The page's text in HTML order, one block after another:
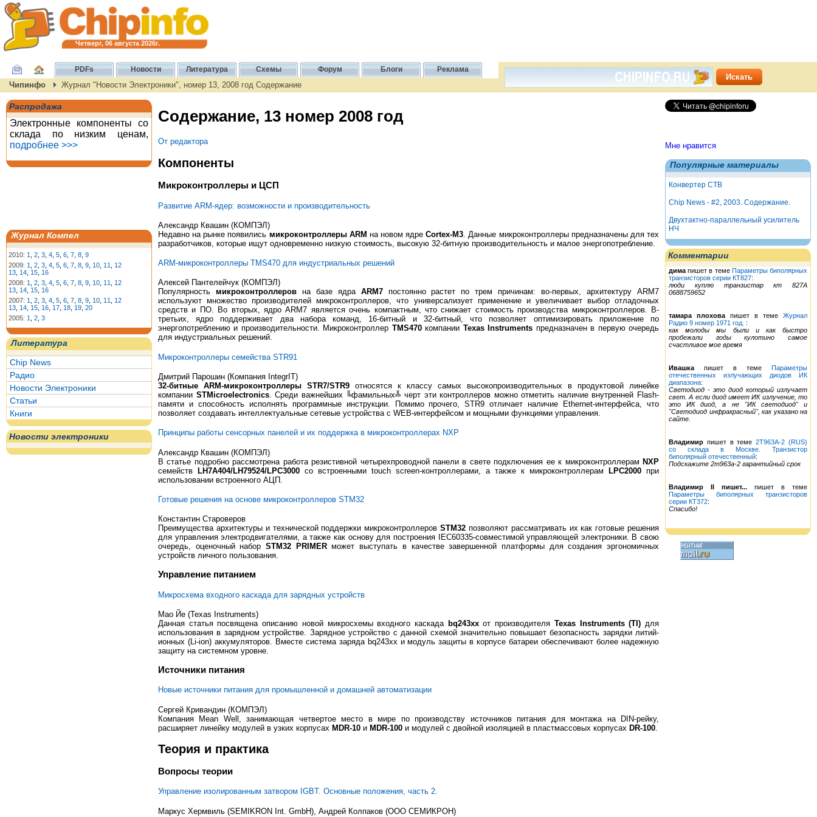
Четверг, 06 августа 2026г.
PDFs Новости Литература Схемы Форум Блоги Реклама
Чипинфо Журнал "Новости Электроники", номер 13, 2008 год Содержание
Распродажа
Электронные компоненты со
склада по низким ценам,
подробнее >>>
Журнал Компел
2010: 1 2 3 4 5 6 7 8 9
2009: 1 2 3 4 5 6 7 8 9 10 11
12
13 14 15 16
2008: 1 2 3 4 5 6 7 8 9 10 11
12
13 14 15 16
2007: 1 2 3 4 5 6 7 8 9 10 11
12
13 14 15 16 17 18 19 20
2005: 1 2 3
Литература
Chip News
Радио
Новости Электроники
Статьи
Книги
Новости электроники
Мне нравится
Популярные материалы
Конвертер СТВ
Chip News - #2, 2003. Содержание.
Двухтактно-параллельный усилитель
НЧ
Комментарии
дима пишет в теме Параметры биполярных
транзисторов серии КТ827:
люди куплю транзистар кт 827А
0688759652
тамара плохова пишет в теме Журнал
Радио 9 номер 1971 год. :
как молоды мы были и как быстро
пробежали годы кулотино самое
счастливое мое время
Ивашка пишет в теме Параметры
отечественных излучающих диодов ИК
диапазона:
Светодиод - это диод который излучает
свет. А если диод имеет ИК излучение, то
это ИК диод, а не "ИК светодиод" и
"Светодиод инфракрасный", как указано на
сайте.
Владимир пишет в теме2Т963А-2 (RUS)
со склада в Москве. Транзистор
биполярный отечественный:
Подскажите 2т963а-2 гарантийный срок
Владимир II пишет... пишет в теме
Параметры биполярных транзисторов
серии КТ372:
Спасибо!
Содержание, 13 номер 2008 год
От редактора
Компоненты
Микроконтроллеры и ЦСП
Развитие ARM-ядер: возможности и производительность
Александр Квашин (КОМПЭЛ)
Недавно на рынке появились микроконтроллеры ARM на новом ядреCortex-M3 . Данные микроконтроллеры предназначены для тех
разработчиков, которые ищут одновременно низкую стоимость, высокую 32-битную производительность и малое энергопотребление.
ARM-микроконтроллеры TMS470 для индустриальных решений
Алексей Пантелейчук (КОМПЭЛ)
Популярность микроконтроллеровна базе ядра ARM7постоянно растет по трем причинам: во-первых, архитектуру ARM7
используют множество производителей микроконтроллеров, что универсализует применение и увеличивает выбор отладочных
средств и ПО. Во вторых, ядро ARM7 является очень компактным, что снижает стоимость производства микроконтроллеров. В-
третьих, ядро поддерживает два набора команд, 16-битный и 32-битный, что позволяет оптимизировать приложение по
энергопотреблению и производительности. Микроконтроллер TMS470компании Texas Instruments предназначен в первую очередь
для индустриальных решений.
Микроконтроллеры семейства STR91
Дмитрий Парошин (Компания IntegrIT)
32-битные ARM-микроконтроллеры STR7/STR9 относятся к классу самых высокопроизводительных в продуктовой линейке
компании STMicroelectronics. Среди важнейших ╚фамильных╩ черт эти контроллеров можно отметить наличие внутренней Flash-
памяти и способность исполнять программные инструкции. Помимо прочего, STR9 отличает наличие Ethernet-интерфейса, что
позволяет создавать интеллектуальные сетевые устройства с WEB-интерфейсом и мощными функциями управления.
Принципы работы сенсорных панелей и их поддержка в микроконтроллерах NXP
Александр Квашин (КОМПЭЛ)
В статье подробно рассмотрена работа резистивной четырехпроводной панели в свете подключения ее к микроконтроллерам NXP
семейств LH7A404/LH79524/LPC3000 со встроенными touch screen-контроллерами, а также к микроконтроллерам LPC2000 при
использовании встроенного АЦП.
Готовые решения на основе микроконтроллеров STM32
Константин Староверов
Преимущества архитектуры и технической поддержки микроконтроллеров STM32 позволяют рассматривать их как готовые решения
для управления электродвигателями, а также как основу для построения IEC60335-совместимой управляющей электроники. В свою
очередь, оценочный наборSTM32 PRIMERможет выступать в качестве завершенной платформы для создания эргономичных
устройств личного пользования.
Управление питанием
Микросхема входного каскада для зарядных устройств
Mao Йе (Texas Instruments)
Данная статья посвящена описанию новой микросхемы входного каскада bq243xxот производителя Texas Instruments (TI) для
использования в зарядном устройстве. Зарядное устройство с данной схемой значительно повышает безопасность зарядки литий-
ионных (Li-ion) аккумуляторов. Вместе система заряда bq243xx и модуль защиты в корпусе батареи обеспечивают более надежную
защиту на системном уровне.
Источники питания
Новые источники питания для промышленной и домашней автоматизации
Сергей Кривандин (КОМПЭЛ)
Компания Mean Well, занимающая четвертое место в мире по производству источников питания для монтажа на DIN-рейку,
расширяет линейку модулей в узких корпусах MDR-10 и MDR-100 и модулей с двойной изоляцией в пластмассовых корпусах DR-100
Теория и практика
Вопросы теории
Управление изолированным затвором IGBT. Основные положения, часть 2.
Маркус Хермвиль (SEMIKRON Int. GmbH), Андрей Колпаков (ООО СЕМИКРОН)